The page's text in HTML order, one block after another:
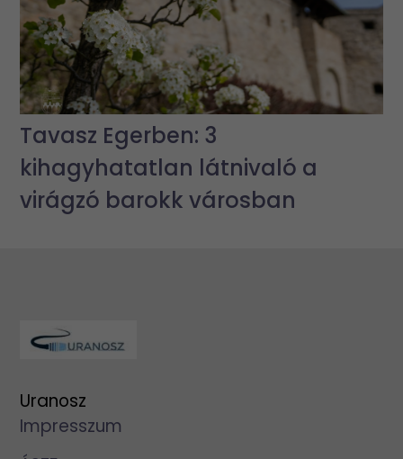
Tavasz Egerben: 3
kihagyhatatlan látnivaló a
virágzó barokk városban
Uranosz
Impresszum